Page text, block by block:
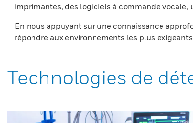
imprimantes, des logiciels à commande
En nous appuyant sur une connaissance
répondre aux environnements les plus
Technologies de